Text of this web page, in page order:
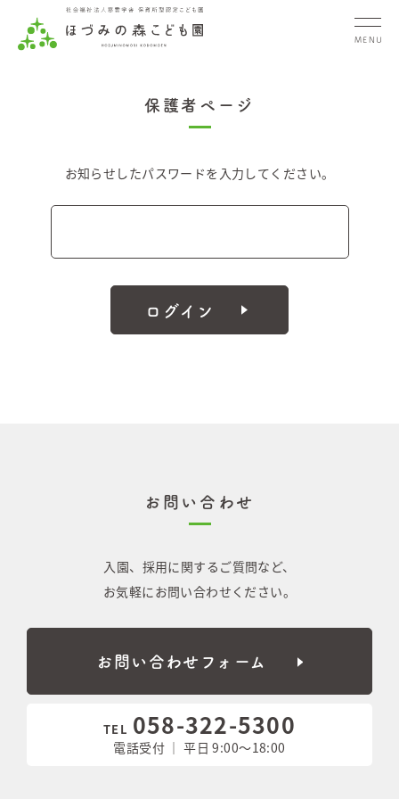
MENU
保護者ページ
お知らせしたパスワードを入力してください。
お問い合わせ
入園、採用に関するご質問など、
お気軽にお問い合わせください。
お問い合わせフォーム
TEL 058-322-5300
電話受付 ｜ 平日 9:00〜18:00